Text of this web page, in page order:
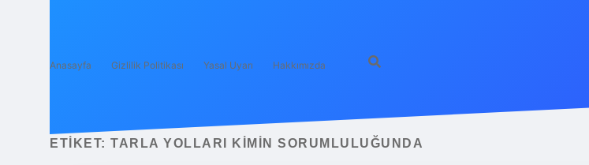
Anasayfa Gizlilik Politikası Yasal Uyarı Hakkımızda
ETIKET: TARLA YOLLARI KIMIN SORUMLULUĞUNDA